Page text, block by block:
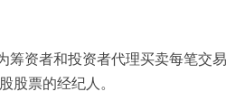
筹资者和投资者代理买卖每笔交易
股票的经纪人。